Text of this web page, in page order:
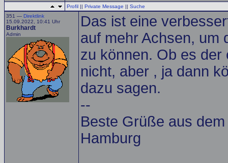
Profil || Private Message || Suche
351 — Direktlink
15.09.2022, 10:41 Uhr
Burkhardt
Admin
Das ist eine
auf mehr Achsen, um
zu können. Ob es der
nicht, aber , ja dann
dazu sagen.
--
Beste Grüße aus
Hamburg